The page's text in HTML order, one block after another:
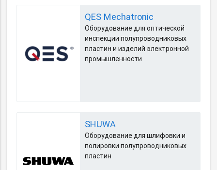
QES Mechatronic
Оборудование для оптической
инспекции полупроводниковых
пластин и изделий электронной
промышленности
SHUWA
Оборудование для шлифовки и
полировки полупроводниковых
пластин